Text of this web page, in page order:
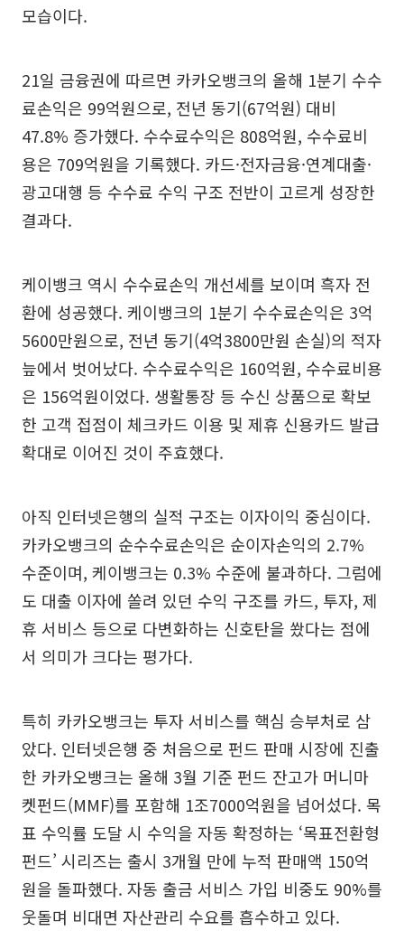
모습이다.
21일 금융권에 따르면 카카오뱅크의 올해 1분기 수수
료손익은 99억원으로, 전년 동기(67억원) 대비
47.8% 증가했다. 수수료수익은 808억원, 수수료비
용은 709억원을 기록했다. 카드·전자금융·연계대출·
광고대행 등 수수료 수익 구조 전반이 고르게 성장한
결과다.
케이뱅크 역시 수수료손익 개선세를 보이며 흑자 전
환에 성공했다. 케이뱅크의 1분기 수수료손익은 3억
5600만원으로, 전년 동기(4억3800만원 손실)의 적자
늪에서 벗어났다. 수수료수익은 160억원, 수수료비용
은 156억원이었다. 생활통장 등 수신 상품으로 확보
한 고객 접점이 체크카드 이용 및 제휴 신용카드 발급
확대로 이어진 것이 주효했다.
아직 인터넷은행의 실적 구조는 이자이익 중심이다.
카카오뱅크의 순수수료손익은 순이자손익의 2.7%
수준이며, 케이뱅크는 0.3% 수준에 불과하다. 그럼에
도 대출 이자에 쏠려 있던 수익 구조를 카드, 투자, 제
휴 서비스 등으로 다변화하는 신호탄을 쐈다는 점에
서 의미가 크다는 평가다.
특히 카카오뱅크는 투자 서비스를 핵심 승부처로 삼
았다. 인터넷은행 중 처음으로 펀드 판매 시장에 진출
한 카카오뱅크는 올해 3월 기준 펀드 잔고가 머니마
켓펀드(MMF)를 포함해 1조7000억원을 넘어섰다. 목
표 수익률 도달 시 수익을 자동 확정하는 ‘목표전환형
펀드’ 시리즈는 출시 3개월 만에 누적 판매액 150억
원을 돌파했다. 자동 출금 서비스 가입 비중도 90%를
웃돌며 비대면 자산관리 수요를 흡수하고 있다.